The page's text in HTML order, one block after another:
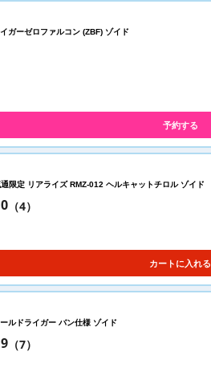
ガーゼロファルコン (ZBF) ゾイド
予約する
限定 リアライズ RMZ-012 ヘルキャットチロル ゾイド
（4）
カートに入れる
ルドライガー バン仕様 ゾイド
（7）